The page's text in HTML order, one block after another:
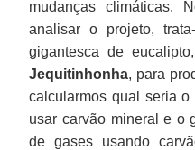
mudanças climáticas.
analisar o projeto,
gigantesca de
Jequitinhonha, para
calcularmos qual seria
usar carvão mineral e o
de gases usando